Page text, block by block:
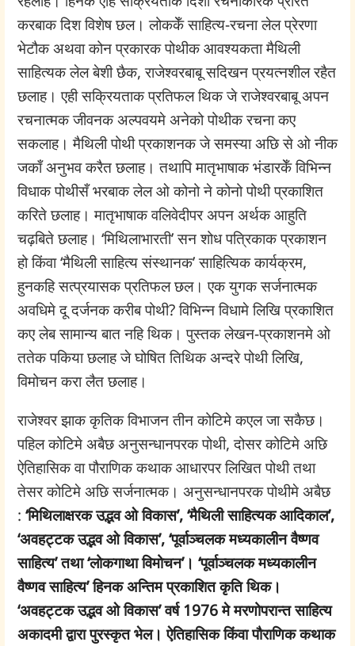
करबाक दिश विशेष छल। लोककेँ साहित्य-रचना लेल प्रेरणा
भेटौक अथवा कोन प्रकारक पोथीक आवश्यकता मैथिली
साहित्यक लेल बेशी छैक, राजेश्वरबाबू सदिखन प्रयत्नशील रहैत
छलाह। एही सक्रियताक प्रतिफल थिक जे राजेश्वरबाबू अपन
रचनात्मक जीवनक अल्पवयमे अनेको पोथीक रचना कए
सकलाह। मैथिली पोथी प्रकाशनक जे समस्या अछि से ओ नीक
जकाँ अनुभव करैत छलाह। तथापि मातृभाषाक भंडारकेँ विभिन्न
विधाक पोथीसँ भरबाक लेल ओ कोनो ने कोनो पोथी प्रकाशित
करिते छलाह। मातृभाषाक वलिवेदीपर अपन अर्थक आहुति
चढ़बिते छलाह। ‘मिथिलाभारती’ सन शोध पत्रिकाक प्रकाशन
हो किंवा ‘मैथिली साहित्य संस्थानक’ साहित्यिक कार्यक्रम,
हुनकहि सत्प्रयासक प्रतिफल छल। एक युगक सर्जनात्मक
अवधिमे दू दर्जनक करीब पोथी? विभिन्न विधामे लिखि प्रकाशित
कए लेब सामान्य बात नहि थिक। पुस्तक लेखन-प्रकाशनमे ओ
ततेक पकिया छलाह जे घोषित तिथिक अन्दरे पोथी लिखि,
विमोचन करा लैत छलाह।
राजेश्वर झाक कृतिक विभाजन तीन कोटिमे कएल जा सकैछ।
पहिल कोटिमे अबैछ अनुसन्धानपरक पोथी, दोसर कोटिमे अछि
ऐतिहासिक वा पौराणिक कथाक आधारपर लिखित पोथी तथा
तेसर कोटिमे अछि सर्जनात्मक। अनुसन्धानपरक पोथीमे अबैछ
: ‘मिथिलाक्षरक उद्भव ओ विकास’, ‘मैथिली साहित्यक आदिकाल’,
‘अवहट्टक उद्भव ओ विकास’, ‘पूर्वाञ्चलक मध्यकालीन वैष्णव
साहित्य’ तथा ‘लोकगाथा विमोचन’। ‘पूर्वाञ्चलक मध्यकालीन
वैष्णव साहित्य’ हिनक अन्तिम प्रकाशित कृति थिक।
‘अवहट्टक उद्भव ओ विकास’ वर्ष 1976 मे मरणोपरान्त साहित्य
अकादमी द्वारा पुरस्कृत भेल। ऐतिहासिक किंवा पौराणिक कथाक